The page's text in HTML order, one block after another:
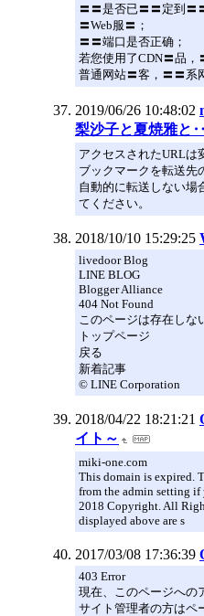
〓〓是否已〓〓定到〓
〓Web服〓；
〓〓端口是否正确；
若您使用了CDN〓品，
普通网站〓客，〓〓系
2019/06/26 10:48:02
梨沙子と夏焼雅と
アクセスされたURLは
ブックマークを転送先
自動的に転送しない場
てください。
2018/10/10 15:29:25
livedoor Blog
LINE BLOG
Blogger Alliance
404 Not Found
このページは存在しな
トップページ
戻る
新着記事
© LINE Corporation
2018/04/22 18:21:21
イト～
miki-one.com
This domain is expired.
from the admin setting
2018 Copyright. All
displayed above are s
2017/03/08 17:36:39
403 Error
現在、このページへの
サイト管理者の方はペ